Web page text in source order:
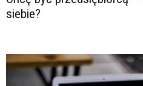
siebie?